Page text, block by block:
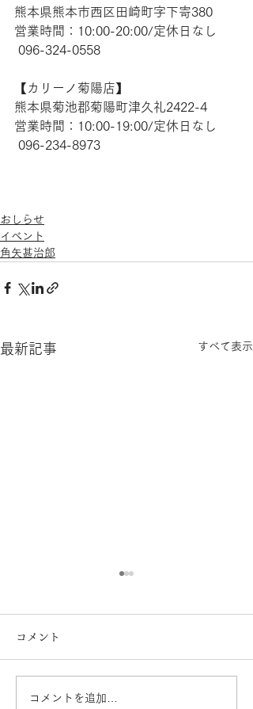
熊本県熊本市西区田崎町字下寄380
営業時間：10:00-20:00/定休日なし
096-324-0558
【​カリーノ菊陽店】
熊本県菊池郡菊陽町津久礼2422-4
営業時間：10:00-19:00/定休日なし
096-234-8973
おしらせ
イベント
角矢甚治郎
最新記事 すべて表示
カリーノ菊陽店 通常営
コメント
コメントを追加…